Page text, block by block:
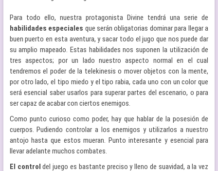
Para todo ello, nuestra protagonista Divine tendrá una serie de
habilidades especiales que serán obligatorias dominar para llegar a
buen puerto en esta aventura, y sacar todo el jugo que nos puede dar
su amplio mapeado. Estas habilidades nos suponen la utilización de
tres aspectos; por un lado nuestro aspecto normal en el cual
tendremos el poder de la telekinesis o mover objetos con la mente,
por otro lado, el tipo miedo y el tipo rabia, cada uno con un color que
será esencial saber usarlos para superar partes del escenario, o para
ser capaz de acabar con ciertos enemigos.
Como punto curioso como poder, hay que hablar de la posesión de
cuerpos. Pudiendo controlar a los enemigos y utilizarlos a nuestro
antojo hasta que estos mueran. Punto interesante y esencial para
llevar adelante muchos combates.
El control del juego es bastante preciso y lleno de suavidad, a la vez